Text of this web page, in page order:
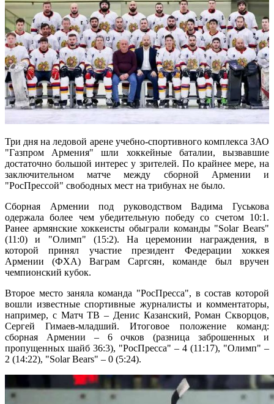
Три дня на ледовой арене учебно-спортивного комплекса ЗАО
"Газпром Армения" шли хоккейные баталии, вызвавшие
достаточно большой интерес у зрителей. По крайнее мере, на
заключительном матче между сборной Армении и
"РосПрессой" свободных мест на трибунах не было.
Сборная Армении под руководством Вадима Гуськова
одержала более чем убедительную победу со счетом 10:1.
Ранее армянские хоккеисты обыграли команды "Solar Bears"
(11:0) и "Олимп" (15:2). На церемонии награждения, в
которой принял участие президент Федерации хоккея
Армении (ФХА) Ваграм Саргсян, команде был вручен
чемпионский кубок.
Второе место заняла команда "РосПресса", в состав которой
вошли известные спортивные журналисты и комментаторы,
например, с Матч ТВ – Денис Казанский, Роман Скворцов,
Сергей Гимаев-младший. Итоговое положение команд:
сборная Армении – 6 очков (разница заброшенных и
пропущенных шайб 36:3), "РосПресса" – 4 (11:17), "Олимп" –
2 (14:22), "Solar Bears" – 0 (5:24).